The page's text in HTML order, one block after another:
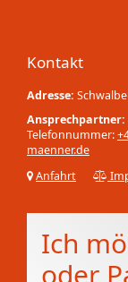
Kontakt
Adresse:
Ansprechpartner:
Telefonnummer:
maenner.de
Anfahrt
Ich
oder